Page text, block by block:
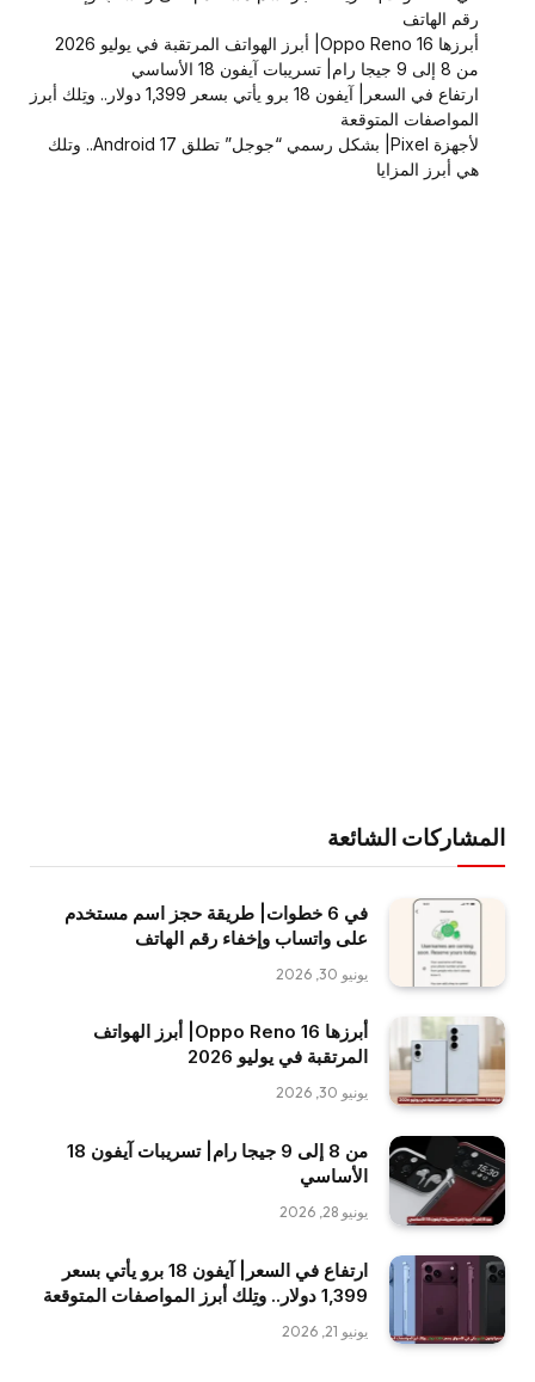
رقم الهاتف
أبرزها Oppo Reno 16| أبرز الهواتف المرتقبة في يوليو 2026
من 8 إلى 9 جيجا رام| تسريبات آيفون 18 الأساسي
ارتفاع في السعر| آيفون 18 برو يأتي بسعر 1,399 دولار.. وتِلك أبرز
المواصفات المتوقعة
لأجهزة Pixel| بشكل رسمي “جوجل” تطلق Android 17.. وتلك
هي أبرز المزايا
المشاركات الشائعة
في 6 خطوات| طريقة حجز اسم مستخدم
على واتساب وإخفاء رقم الهاتف
يونيو 30, 2026
أبرزها Oppo Reno 16| أبرز الهواتف
المرتقبة في يوليو 2026
يونيو 30, 2026
من 8 إلى 9 جيجا رام| تسريبات آيفون 18
الأساسي
يونيو 28, 2026
ارتفاع في السعر| آيفون 18 برو يأتي بسعر
1,399 دولار.. وتِلك أبرز المواصفات المتوقعة
يونيو 21, 2026